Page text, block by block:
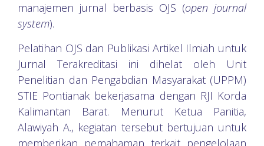
manajemen jurnal berbasis OJS (open journal
system).
Pelatihan OJS dan Publikasi Artikel Ilmiah untuk
Jurnal Terakreditasi ini dihelat oleh Unit
Penelitian dan Pengabdian Masyarakat (UPPM)
STIE Pontianak bekerjasama dengan RJI Korda
Kalimantan Barat. Menurut Ketua Panitia,
Alawiyah A., kegiatan tersebut bertujuan untuk
memberikan pemahaman terkait pengelolaan